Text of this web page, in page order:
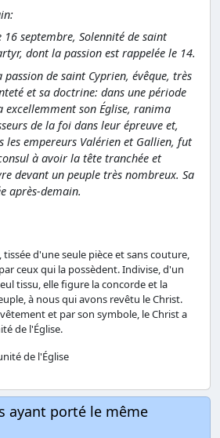
septembre, Solennité de saint
dont la passion est rappelée le 14.
de saint Cyprien, évêque, très
et sa doctrine: dans une période
son Église, ranima
de la foi dans leur épreuve et,
les empereurs Valérien et Gallien, fut
à avoir la tête tranchée et
devant un peuple très nombreux. Sa
après-demain.
d'une seule pièce et sans couture,
ceux qui la possèdent. Indivise, d'un
tissu, elle figure la concorde et la
à nous qui avons revêtu le Christ.
et par son symbole, le Christ a
de l'Église.
de l'Église
ayant porté le même